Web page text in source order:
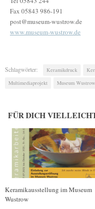
Fax 05843 986-191
post@museum-wustrow.de
www.museum-wustrow.de
Schlagwörter: Keramikdruck
Multimediaprojekt
Museum Wustrow
FÜR DICH
Keramikausstellung im Museum
Wustrow